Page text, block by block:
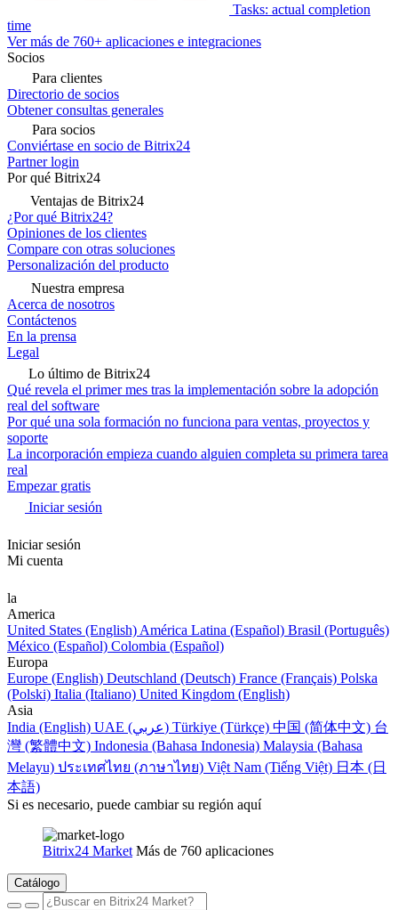
Tasks: actual completion
time
Ver más de 760+ aplicaciones e integraciones
Socios
Para clientes
Directorio de socios
Obtener consultas generales
Para socios
Conviértase en socio de Bitrix24
Partner login
Por qué Bitrix24
Ventajas de Bitrix24
¿Por qué Bitrix24?
Opiniones de los clientes
Compare con otras soluciones
Personalización del producto
Nuestra empresa
Acerca de nosotros
Contáctenos
En la prensa
Legal
Lo último de Bitrix24
Qué revela el primer mes tras la implementación sobre la adopción
real del software
Por qué una sola formación no funciona para ventas, proyectos y
soporte
La incorporación empieza cuando alguien completa su primera tarea
real
Empezar gratis
Iniciar sesión
Iniciar sesión
Mi cuenta
la
America
United States (English) América Latina (Español) Brasil (Português)
México (Español) Colombia (Español)
Europa
Europe (English) Deutschland (Deutsch) France (Français) Polska
(Polski) Italia (Italiano) United Kingdom (English)
Asia
India (English)
UAE (عربي) Türkiye (Türkçe) 中国 (简体中文) 台
灣 (繁體中文) Indonesia (Bahasa Indonesia) Malaysia (Bahasa
Melayu) ประเทศไทย (ภาษาไทย) Việt Nam (Tiếng Việt) 日本 (日
本語)
Si es necesario, puede cambiar su región aquí
Bitrix24 Market Más de 760 aplicaciones
Catálogo